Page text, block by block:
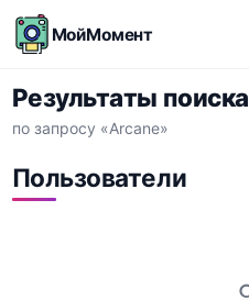
МойМомент
Результаты поиска
по запросу «Arcane»
Пользователи